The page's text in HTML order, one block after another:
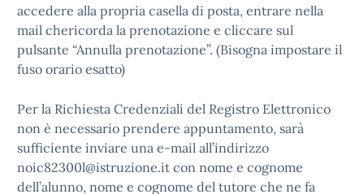
accedere alla propria casella di posta, entrare nella
mail chericorda la prenotazione e cliccare sul
pulsante “Annulla prenotazione”. (Bisogna impostare il
fuso orario esatto)
Per la Richiesta Credenziali del Registro Elettronico
non è necessario prendere appuntamento, sarà
sufficiente inviare una e-mail all’indirizzo
noic82300l@istruzione.it con nome e cognome
dell’alunno, nome e cognome del tutore che ne fa